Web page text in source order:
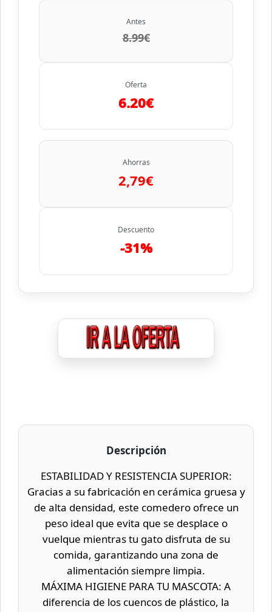
Antes
8.99€
Oferta
6.20€
Ahorras
2,79€
Descuento
-31%
Descripción
ESTABILIDAD Y RESISTENCIA SUPERIOR:
Gracias a su fabricación en cerámica gruesa y
de alta densidad, este comedero ofrece un
peso ideal que evita que se desplace o
vuelque mientras tu gato disfruta de su
comida, garantizando una zona de
alimentación siempre limpia.
MÁXIMA HIGIENE PARA TU MASCOTA: A
diferencia de los cuencos de plástico, la